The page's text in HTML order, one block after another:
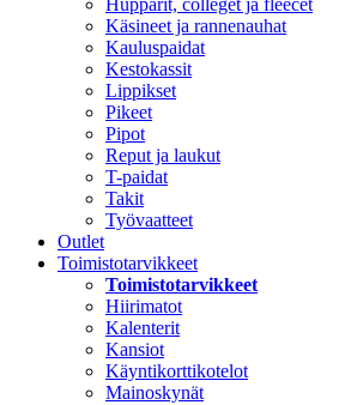
Hupparit, colleget ja fleecet
Käsineet ja rannenauhat
Kauluspaidat
Kestokassit
Lippikset
Pikeet
Pipot
Reput ja laukut
T-paidat
Takit
Työvaatteet
Outlet
Toimistotarvikkeet
Toimistotarvikkeet
Hiirimatot
Kalenterit
Kansiot
Käyntikorttikotelot
Mainoskynät